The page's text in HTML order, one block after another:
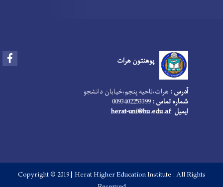
پوهنتون هرات
آدرس : هرات،‌ناحیه پنجم،‌خیابان دانشجو
شماره تماس :
ایمیل :
herat-uni@hu.edu.af
Copyright © 2019 | Herat Higher Education Institute . All Rights